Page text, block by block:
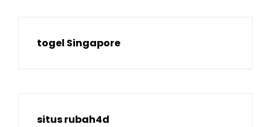
togel Singapore
situs rubah4d